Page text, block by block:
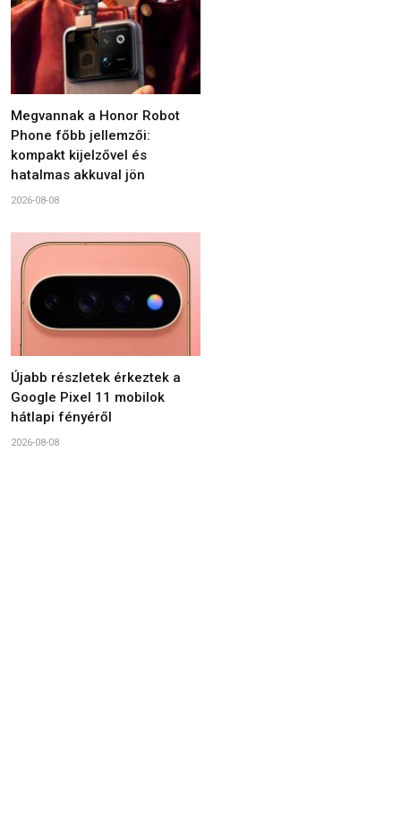
Megvannak a Honor Robot
Phone főbb jellemzői:
kompakt kijelzővel és
hatalmas akkuval jön
2026-08-08
Újabb részletek érkeztek a
Google Pixel 11 mobilok
hátlapi fényéről
2026-08-08